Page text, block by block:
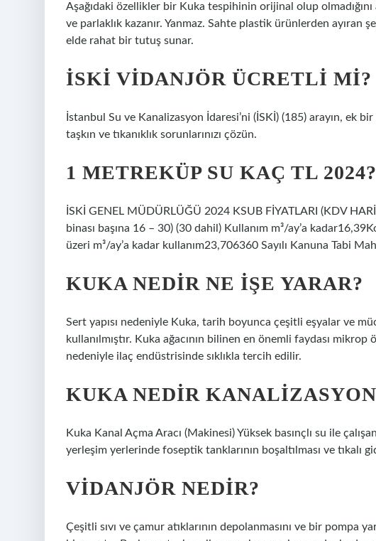
Aşağıdaki özellikler bir Kuka tespihinin orijinal olup olmadığını
ve parlaklık kazanır. Yanmaz. Sahte plastik ürünlerden ayıran
elde rahat bir tutuş sunar.
İSKI VIDANJÖR ÜCRETLI MI?
İstanbul Su ve Kanalizasyon İdaresi’ni (İSKİ) (185) arayın, ek
taşkın ve tıkanıklık sorunlarınızı çözün.
1 METREKÜP SU KAÇ TL 2024?
İSKİ GENEL MÜDÜRLÜĞÜ 2024 KSUB FİYATLARI (KDV
binası başına 16 – 30) (30 dahil) Kullanım m³/ay’a
üzeri m³/ay’a kadar kullanım23,706360 Sayılı Kanuna Tabi
KUKA NEDIR NE IŞE YARAR?
Sert yapısı nedeniyle Kuka, tarih boyunca çeşitli eşyalar ve
kullanılmıştır. Kuka ağacının bilinen en önemli faydası
nedeniyle ilaç endüstrisinde sıklıkla tercih edilir.
KUKA NEDIR
Kuka Kanal Açma Aracı (Makinesi) Yüksek basınçlı su ile
yerleşim yerlerinde foseptik tanklarının boşaltılması ve tıkalı
VIDANJÖR NEDIR?
Çeşitli sıvı ve çamur atıklarının depolanmasını ve bir pompa